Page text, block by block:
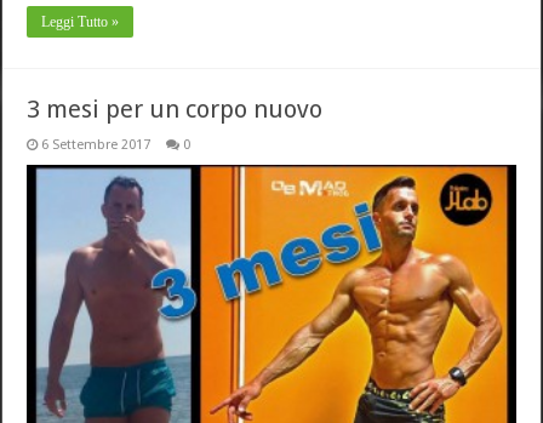
Leggi Tutto »
3 mesi per un corpo nuovo
6 Settembre 2017 0